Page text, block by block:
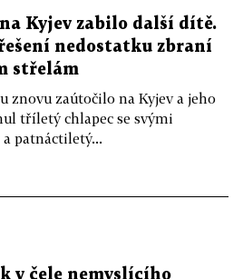
Kyjev zabilo další dítě.
nedostatku zbraní
střelám
znovu zaútočilo na Kyjev a jeho
tříletý chlapec se svými
patnáctiletý...
v čele nemyslícího